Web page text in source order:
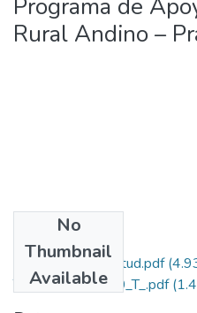
Programa de
Rural Andino –
No
Thumbnail
Available
Grado de Similitud.pdf
T036_70257110_T_.pdf